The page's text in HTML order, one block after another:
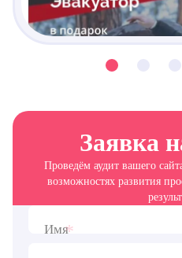
Заявка
Проведём аудит вашего
возможностях развития
Имя*